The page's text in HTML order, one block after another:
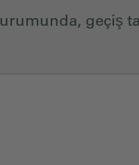
geçiş